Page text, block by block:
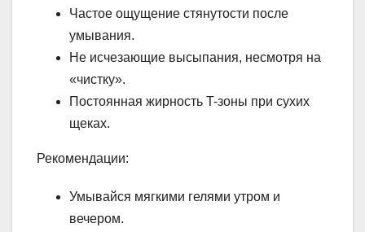
Частое ощущение стянутости после
умывания.
Не исчезающие высыпания, несмотря на
«чистку».
Постоянная жирность T-зоны при сухих
щеках.
Рекомендации:
Умывайся мягкими гелями утром и
вечером.